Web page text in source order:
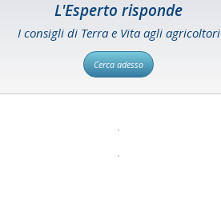
L'Esperto risponde
I consigli di Terra e Vita agli agricoltori
Cerca adesso